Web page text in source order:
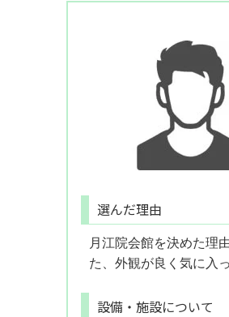
選んだ理由
月江院会館を決めた理
た、外観が良く気に入
設備・施設について